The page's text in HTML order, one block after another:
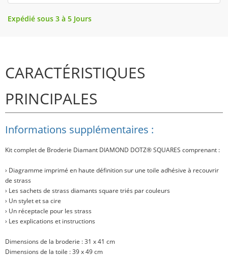
Expédié sous 3 à 5 Jours
CARACTÉRISTIQUES
PRINCIPALES
Informations supplémentaires :
Kit complet de Broderie Diamant DIAMOND DOTZ® SQUARES comprenant :
› Diagramme imprimé en haute définition sur une toile adhésive à recouvrir
de strass
› Les sachets de strass diamants square triés par couleurs
› Un stylet et sa cire
› Un réceptacle pour les strass
› Les explications et instructions
Dimensions de la broderie : 31 x 41 cm
Dimensions de la toile : 39 x 49 cm